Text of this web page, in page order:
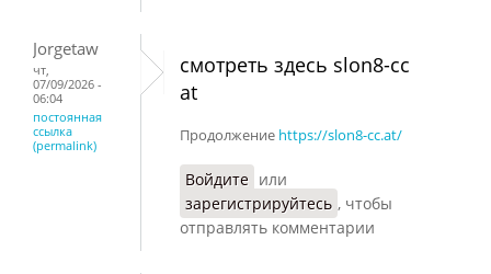
Jorgetaw
чт,
07/09/2026 -
06:04
постоянная
ссылка
(permalink)
смотреть здесь slon8-cc
at
Продолжение https://slon8-cc.at/
Войдите или
зарегистрируйтесь , чтобы
отправлять комментарии